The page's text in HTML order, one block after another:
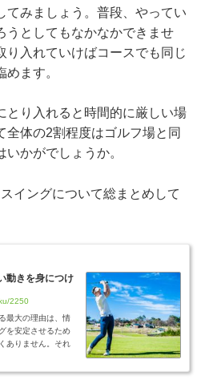
てみましょう。普段、やってい
うとしてもなかなかできませ
り入れていけばコースでも同じ
ます。
とり入れると時間的に厳しい場
全体の2割程度はゴルフ場と同
かがでしょうか。
イングについて総まとめして
動きを身につけ
2250
最大の理由は、情
を安定させるため
ありません。それ